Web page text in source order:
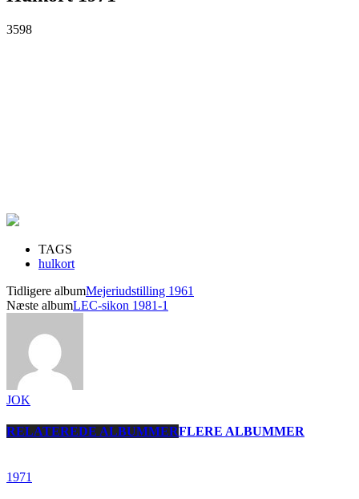
3598
TAGS
hulkort
Tidligere albumMejeriudstilling 1961
Næste albumLEC-sikon 1981-1
JOK
RELATEREDE ALBUMMERFLERE ALBUMMER
1971